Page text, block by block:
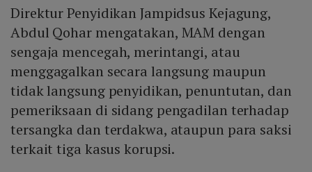
Direktur Penyidikan Jampidsus Kejagung,
Abdul Qohar mengatakan, MAM dengan
sengaja mencegah, merintangi, atau
menggagalkan secara langsung maupun
tidak langsung penyidikan, penuntutan, dan
pemeriksaan di sidang pengadilan terhadap
tersangka dan terdakwa, ataupun para saksi
terkait tiga kasus korupsi.